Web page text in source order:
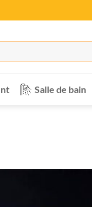
Salle de bain